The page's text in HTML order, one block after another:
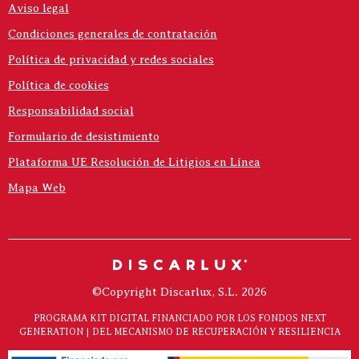
Aviso legal
Condiciones generales de contratación
Política de privacidad y redes sociales
Política de cookies
Responsabilidad social
Formulario de desistimiento
Plataforma UE Resolución de Litigios en Línea
Mapa Web
©Copyright Discarlux, S.L. 2026
PROGRAMA KIT DIGITAL FINANCIADO POR LOS FONDOS NEXT
GENERATION | DEL MECANISMO DE RECUPERACIÓN Y RESILIENCIA